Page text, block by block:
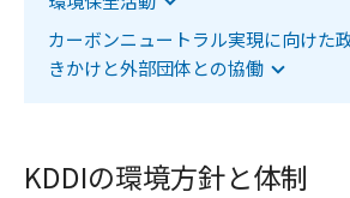
カーボンニュートラル実現に向けた
きかけと外部団体との協働
該当項目へジャンプします
KDDIの環境方針と体制